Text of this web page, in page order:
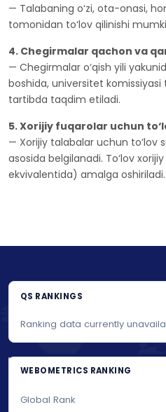
— Talabaning o‘zi, ota-onasi,
tomonidan to‘lov qilinishi
4. Chegirmalar qachon va
— Chegirmalar o‘qish yili
boshida, universitet
tartibda taqdim etiladi.
5. Xorijiy fuqarolar uchun
— Xorijiy talabalar uchun to‘lov
asosida belgilanadi. To‘lov
ekvivalentida) amalga oshiriladi.
QS RANKINGS
Ranking data currently
WEBOMETRICS RANKING
Global Rank